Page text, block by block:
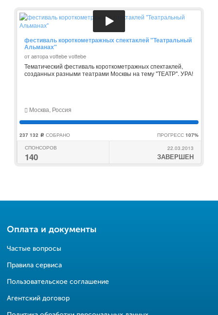
фестиваль короткометражных спектаклей "Театральный
Альманах"
от автора vottebe vottebe
Тематический фестиваль короткометражных спектаклей,
созданных разными театрами Москвы на тему "ТЕАТР". УРА!
Москва, Россия
237 132 c СОБРАНО ПРОГРЕСС 107%
СПОНСОРОВ
140
22.03.2013
ЗАВЕРШЕН
Оплата и документы
Частые вопросы
Правила сервиса
Пользовательское соглашение
Агентский договор